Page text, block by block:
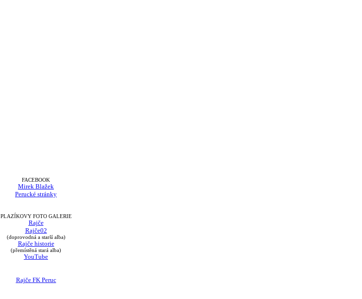
FACEBOOK
Mirek Blažek
Perucké stránky
PLAZÍKOVY FOTO GALERIE
Rajče
Rajče02
(doprovodná a starší alba)
Rajče historie
(přemístěná stará alba)
YouTube
Rajče FK Peruc